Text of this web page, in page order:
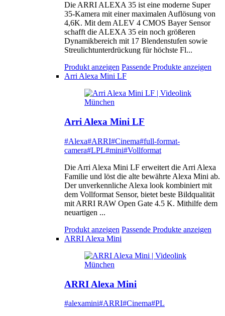
Die ARRI ALEXA 35 ist eine moderne Super
35-Kamera mit einer maximalen Auflösung von
4,6K. Mit dem ALEV 4 CMOS Bayer Sensor
schafft die ALEXA 35 ein noch größeren
Dynamikbereich mit 17 Blendenstufen sowie
Streulichtunterdrückung für höchste Fl...
Produkt anzeigen Passende Produkte anzeigen
Arri Alexa Mini LF
Arri Alexa Mini LF
#Alexa#ARRI#Cinema#full-format-
camera#LPL#mini#Vollformat
Die Arri Alexa Mini LF erweitert die Arri Alexa
Familie und löst die alte bewährte Alexa Mini ab.
Der unverkennliche Alexa look kombiniert mit
dem Vollformat Sensor, bietet beste Bildqualität
mit ARRI RAW Open Gate 4.5 K. Mithilfe dem
neuartigen ...
Produkt anzeigen Passende Produkte anzeigen
ARRI Alexa Mini
ARRI Alexa Mini
#alexamini#ARRI#Cinema#PL